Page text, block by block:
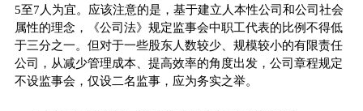
5至7人为宜。应该注意的是，基于建立人本性公司和公司社会
属性的理念，《公司法》规定监事会中职工代表的比例不得低
于三分之一。但对于一些股东人数较少、规模较小的有限责任
公司，从减少管理成本、提高效率的角度出发，公司章程规定
不设监事会，仅设二名监事，应为务实之举。